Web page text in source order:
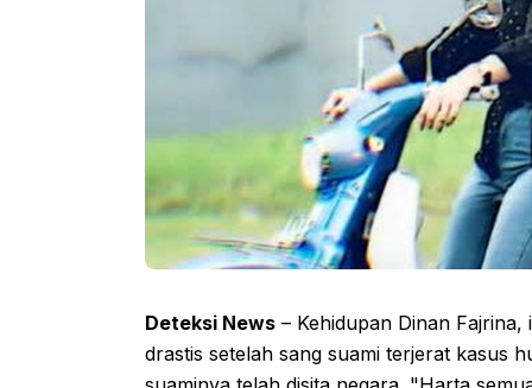
Deteksi News – Kehidupan Dinan
drastis setelah sang suami terjerat kasus